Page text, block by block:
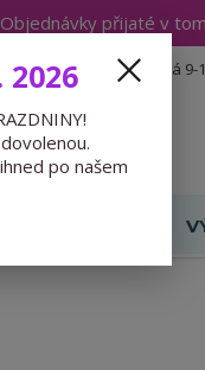
přijaté v
Hledat
866 913 Po-Čt 9-15:30 Pá
2026
po našem